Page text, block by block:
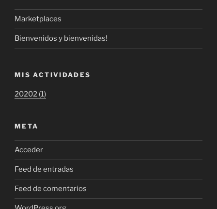
Marketplaces
Bienvenidos y bienvenidas!
MIS ACTIVIDADES
20202 (1)
META
Acceder
Feed de entradas
Feed de comentarios